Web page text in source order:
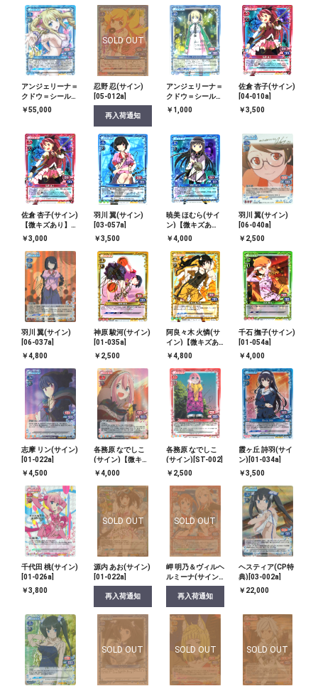
アンジェリーナ＝
クドウ＝シールズ
(サイン)[01-
028a]
￥55,000
SOLD OUT
忍野 忍(サイン)
[05-012a]
再入荷通知
アンジェリーナ＝
クドウ＝シールズ
(サイン)[ST-042]
￥1,000
佐倉 杏子(サイン)
[04-010a]
￥3,500
佐倉 杏子(サイン)
【微キズあり】
[04-010a]
￥3,000
羽川 翼(サイン)
[03-057a]
￥3,500
暁美 ほむら(サイ
ン)【微キズあ
り】[04-041a]
￥4,000
羽川 翼(サイン)
[06-040a]
￥2,500
羽川 翼(サイン)
[06-037a]
￥4,800
神原 駿河(サイン)
[01-035a]
￥2,500
阿良々木 火憐(サ
イン)【微キズあ
り】[03-001a]
￥4,800
千石 撫子(サイン)
[01-054a]
￥4,000
志摩 リン(サイン)
[01-022a]
￥4,500
各務原 なでしこ
(サイン)【微キズ
あり】[01-001a]
￥4,000
各務原 なでしこ
(サイン)[ST-002]
￥2,500
霞ヶ丘 詩羽(サイ
ン)[01-034a]
￥3,500
千代田 桃(サイン)
[01-026a]
￥3,800
SOLD OUT
源内 あお(サイン)
[01-022a]
再入荷通知
SOLD OUT
岬 明乃＆ヴィルヘ
ルミーナ(サイン)
[01-006a]
再入荷通知
ヘスティア(CP特
典)[03-002a]
￥22,000
SOLD OUT SOLD OUT SOLD OUT